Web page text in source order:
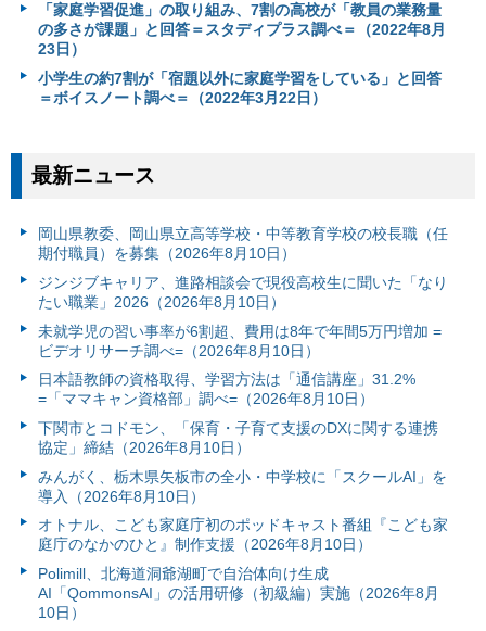
「家庭学習促進」の取り組み、7割の高校が「教員の業務量
の多さが課題」と回答＝スタディプラス調べ＝（2022年8月
23日）
小学生の約7割が「宿題以外に家庭学習をしている」と回答
＝ボイスノート調べ＝（2022年3月22日）
最新ニュース
岡山県教委、岡山県立高等学校・中等教育学校の校長職（任
期付職員）を募集（2026年8月10日）
ジンジブキャリア、進路相談会で現役高校生に聞いた「なり
たい職業」2026（2026年8月10日）
未就学児の習い事率が6割超、費用は8年で年間5万円増加 =
ビデオリサーチ調べ=（2026年8月10日）
日本語教師の資格取得、学習方法は「通信講座」31.2%
=「ママキャン資格部」調べ=（2026年8月10日）
下関市とコドモン、「保育・子育て支援のDXに関する連携
協定」締結（2026年8月10日）
みんがく、栃木県矢板市の全小・中学校に「スクールAI」を
導入（2026年8月10日）
オトナル、こども家庭庁初のポッドキャスト番組『こども家
庭庁のなかのひと』制作支援（2026年8月10日）
Polimill、北海道洞爺湖町で自治体向け生成
AI「QommonsAI」の活用研修（初級編）実施（2026年8月
10日）